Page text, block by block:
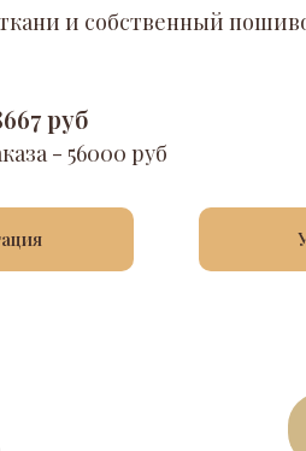
и собственный
- 56000 руб
руб